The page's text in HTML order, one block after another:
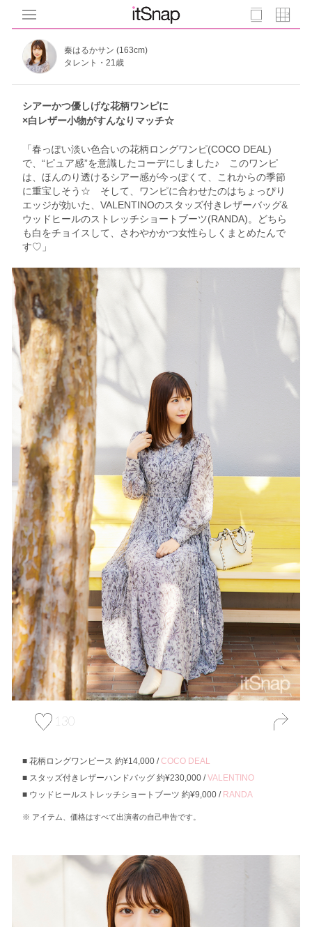
秦はるかサン (163cm)
タレント・21歳
シアーかつ優しげな花柄ワンピに
×白レザー小物がすんなりマッチ☆
「春っぽい淡い色合いの花柄ロングワンピ(COCO DEAL)
で、“ピュア感”を意識したコーデにしました♪ このワンピ
は、ほんのり透けるシアー感が今っぽくて、これからの季節
に重宝しそう☆ そして、ワンピに合わせたのはちょっぴり
エッジが効いた、VALENTINOのスタッズ付きレザーバッグ&
ウッドヒールのストレッチショートブーツ(RANDA)。どちら
も白をチョイスして、さわやかかつ女性らしくまとめたんで
す♡」
130
花柄ロングワンピース 約¥14,000 /COCO DEAL
スタッズ付きレザーハンドバッグ 約¥230,000 /VALENTINO
ウッドヒールストレッチショートブーツ 約¥9,000 / RANDA
アイテム、価格はすべて出演者の自己申告です。